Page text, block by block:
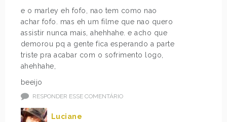
e o marley eh fofo, nao tem como nao
achar fofo. mas eh um filme que nao quero
assistir nunca mais, ahehhahe. e acho que
demorou pq a gente fica esperando a parte
triste pra acabar com o sofrimento logo,
ahehhahe,
beeijo
RESPONDER ESSE COMENTÁRIO
Luciane